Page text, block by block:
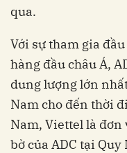
qua.
Với sự tham gia
hàng đầu châu Á,
dung lượng lớn
Nam cho đến thời
Nam, Viettel là
bờ của ADC tại